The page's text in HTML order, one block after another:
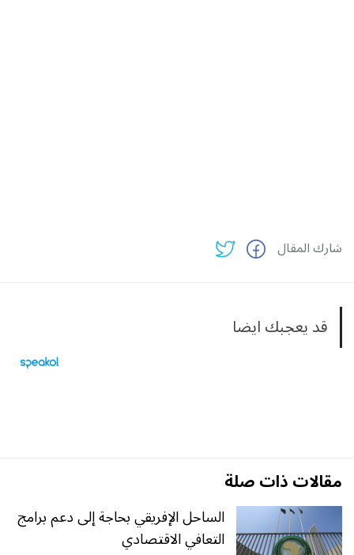
شارك المقال
قد يعجبك ايضا
مقالات ذات صلة
الساحل الإفريقي بحاجة إلى دعم برامج
التعافي الاقتصادي